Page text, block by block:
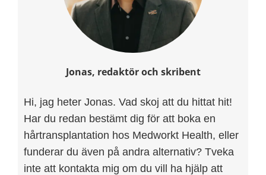
Jonas, redaktör och skribent
Hi, jag heter Jonas. Vad skoj att du hittat hit!
Har du redan bestämt dig för att boka en
hårtransplantation hos Medworkt Health, eller
funderar du även på andra alternativ? Tveka
inte att kontakta mig om du vill ha hjälp att